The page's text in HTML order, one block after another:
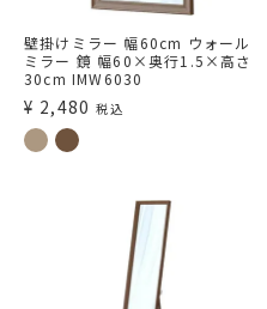
壁掛けミラー 幅60cm ウォール
ミラー 鏡 幅60×奥行1.5×高さ
30cm IMW6030
¥ 2,480 税込